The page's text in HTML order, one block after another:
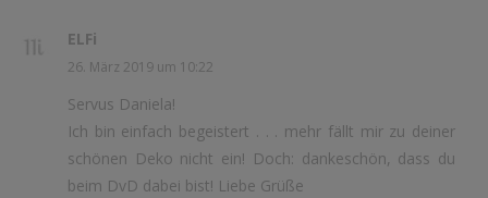
ELFi
26. März 2019 um 10:22
Servus Daniela!
Ich bin einfach begeistert . . . mehr fällt mir zu deiner
schönen Deko nicht ein! Doch: dankeschön, dass du
beim DvD dabei bist! Liebe Grüße